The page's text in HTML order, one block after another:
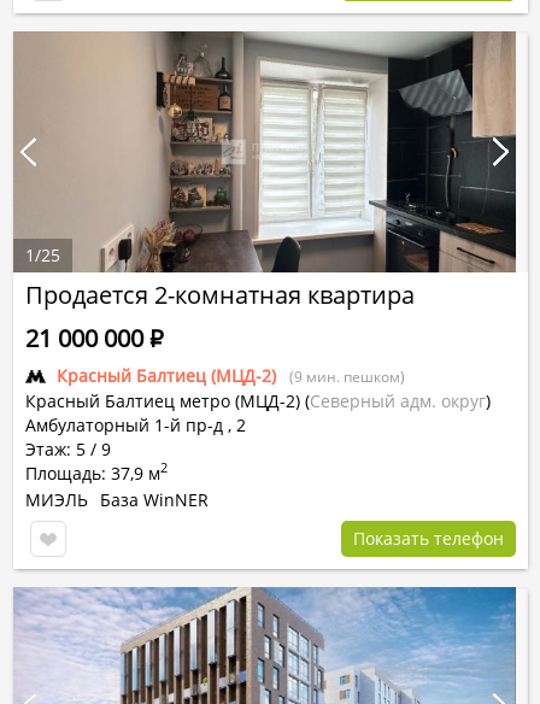
Продается 2-комнатная квартира
Красный Балтиец (МЦД-2) (9 мин. пешком)
Красный Балтиец метро (МЦД-2) (Северный адм. округ)
Амбулаторный 1-й пр-д , 2
Этаж: 5 / 9
Площадь: 37,9 м2
21 000 000Р
МИЭЛЬ База WinNER
Показать телефон
1/25